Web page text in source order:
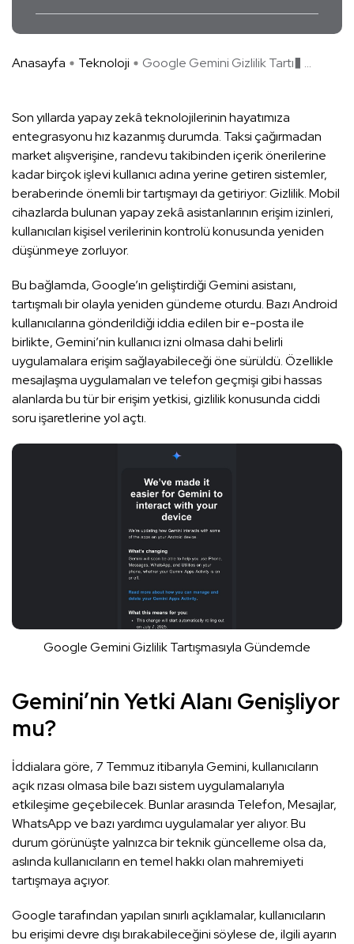
Anasayfa Teknoloji Google Gemini Gizlilik Tartı� ...
Son yıllarda yapay zekâ teknolojilerinin hayatımıza
entegrasyonu hız kazanmış durumda. Taksi çağırmadan
market alışverişine, randevu takibinden içerik önerilerine
kadar birçok işlevi kullanıcı adına yerine getiren sistemler,
beraberinde önemli bir tartışmayı da getiriyor: Gizlilik. Mobil
cihazlarda bulunan yapay zekâ asistanlarının erişim izinleri,
kullanıcıları kişisel verilerinin kontrolü konusunda yeniden
düşünmeye zorluyor.
Bu bağlamda, Google’ın geliştirdiği Gemini asistanı,
tartışmalı bir olayla yeniden gündeme oturdu. Bazı Android
kullanıcılarına gönderildiği iddia edilen bir e-posta ile
birlikte, Gemini’nin kullanıcı izni olmasa dahi belirli
uygulamalara erişim sağlayabileceği öne sürüldü. Özellikle
mesajlaşma uygulamaları ve telefon geçmişi gibi hassas
alanlarda bu tür bir erişim yetkisi, gizlilik konusunda ciddi
soru işaretlerine yol açtı.
Google Gemini Gizlilik Tartışmasıyla Gündemde
Gemini’nin Yetki Alanı Genişliyor
mu?
İddialara göre, 7 Temmuz itibarıyla Gemini, kullanıcıların
açık rızası olmasa bile bazı sistem uygulamalarıyla
etkileşime geçebilecek. Bunlar arasında Telefon, Mesajlar,
WhatsApp ve bazı yardımcı uygulamalar yer alıyor. Bu
durum görünüşte yalnızca bir teknik güncelleme olsa da,
aslında kullanıcıların en temel hakkı olan mahremiyeti
tartışmaya açıyor.
Google tarafından yapılan sınırlı açıklamalar, kullanıcıların
bu erişimi devre dışı bırakabileceğini söylese de, ilgili ayarın